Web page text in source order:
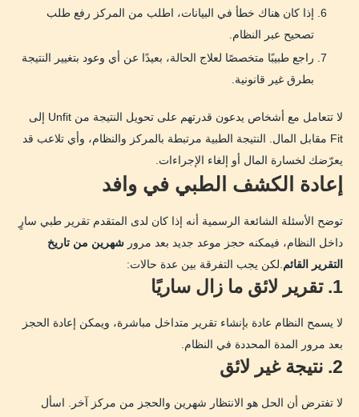
إذا كان هناك خطأ في البيانات، اطلب من المركز رفع طلب
تصحيح عبر النظام.
راجع طبيبًا متخصصًا لعلاج الحالة، بعيدًا عن أي وعود بتغيير النتيجة
بطرق غير قانونية.
لا تتعامل مع أشخاص يدعون قدرتهم على تحويل النتيجة من Unfit إلى
Fit مقابل المال. النتيجة الطبية مرتبطة بالمركز والنظام، وأي تلاعب قد
يعرّضك لخسارة المال أو إلغاء الإجراءات.
إعادة الكشف الطبي في وافد
توضح الأسئلة الشائعة الرسمية أنه إذا كان لدى المتقدم تقرير طبي سارٍ
داخل النظام، فيمكنه حجز موعد جديد بعد مرور شهرين من تاريخ
التقرير القائم.لكن يجب التفرقة بين عدة حالات:
1. تقرير لائق ما زال ساريًا
لا يسمح النظام عادة بإنشاء تقرير متداخل مباشرة، ويمكن إعادة الحجز
بعد مرور المدة المحددة في النظام.
2. نتيجة غير لائق
لا تفترض أن الحل هو الانتظار شهرين والحجز من مركز آخر. اسأل